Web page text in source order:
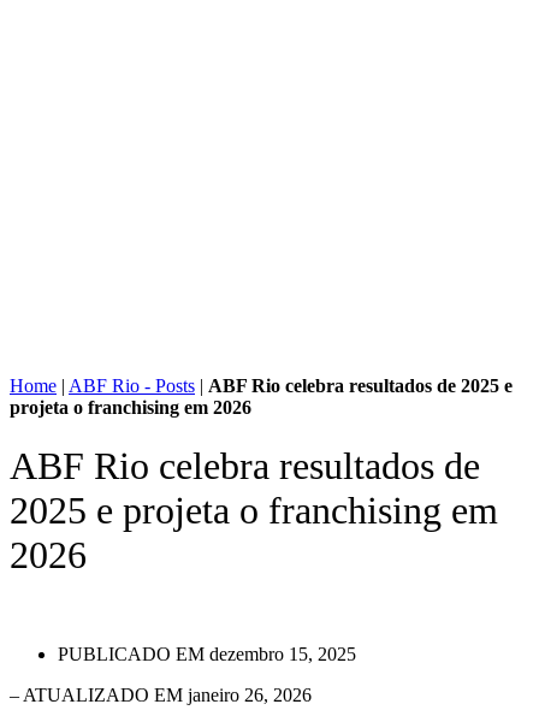
Home | ABF Rio - Posts | ABF Rio celebra resultados de 2025 e
projeta o franchising em 2026
ABF Rio celebra resultados de
2025 e projeta o franchising em
2026
PUBLICADO EM dezembro 15, 2025
– ATUALIZADO EM janeiro 26, 2026